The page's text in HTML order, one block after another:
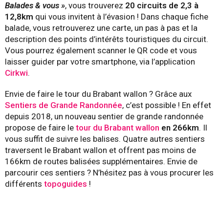
Balades & vous », vous trouverez 20 circuits de 2,3 à
12,8km qui vous invitent à l’évasion ! Dans chaque fiche
balade, vous retrouverez une carte, un pas à pas et la
description des points d’intérêts touristiques du circuit.
Vous pourrez également scanner le QR code et vous
laisser guider par votre smartphone, via l’application
Cirkwi.
Envie de faire le tour du Brabant wallon ? Grâce aux
Sentiers de Grande Randonnée, c’est possible ! En effet
depuis 2018, un nouveau sentier de grande randonnée
propose de faire le tour du Brabant wallon en 266km. Il
vous suffit de suivre les balises. Quatre autres sentiers
traversent le Brabant wallon et offrent pas moins de
166km de routes balisées supplémentaires. Envie de
parcourir ces sentiers ? N’hésitez pas à vous procurer les
différents topoguides !